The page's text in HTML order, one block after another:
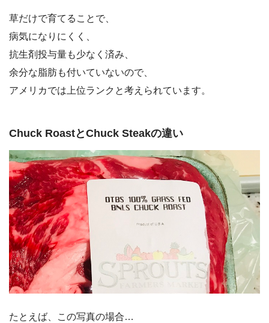
草だけで育てることで、
病気になりにくく、
抗生剤投与量も少なく済み、
余分な脂肪も付いていないので、
アメリカでは上位ランクと考えられています。
Chuck RoastとChuck Steakの違い
たとえば、この写真の場合…